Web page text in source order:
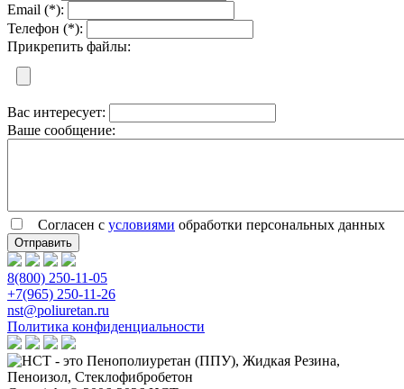
Email (*):
Телефон (*):
Прикрепить файлы:
Вас интересует:
Ваше сообщение:
Согласен с условиями обработки персональных данных
8(800) 250-11-05
+7(965) 250-11-26
nst@poliuretan.ru
Политика конфиденциальности